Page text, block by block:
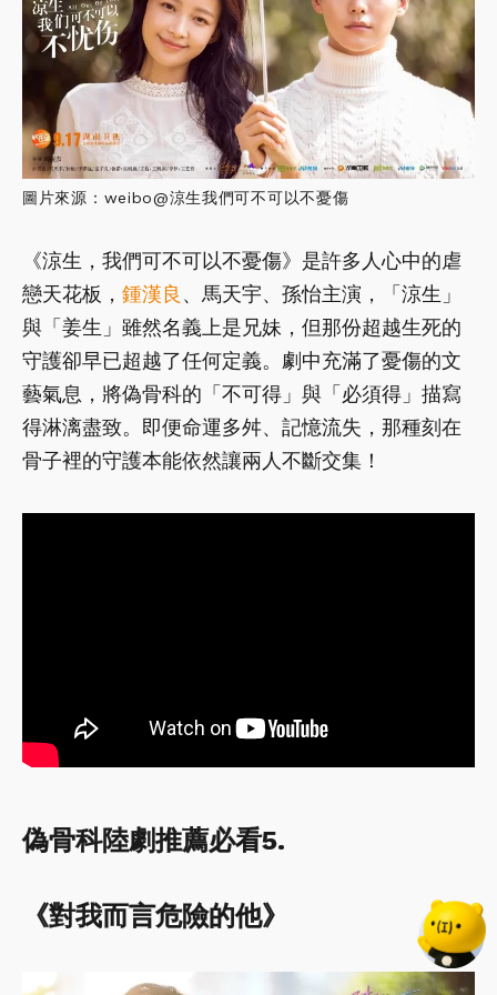
圖片來源：weibo@涼生我們可不可以不憂傷
《涼生，我們可不可以不憂傷》是許多人心中的虐
戀天花板， 鍾漢良 、馬天宇、孫怡主演，「涼生」
與「姜生」雖然名義上是兄妹，但那份超越生死的
守護卻早已超越了任何定義。劇中充滿了憂傷的文
藝氣息，將偽骨科的「不可得」與「必須得」描寫
得淋漓盡致。即便命運多舛、記憶流失，那種刻在
骨子裡的守護本能依然讓兩人不斷交集！
偽骨科陸劇推薦必看5.
《對我而言危險的他》